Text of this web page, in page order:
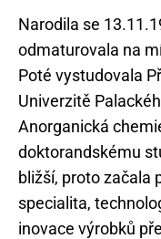
Narodila se
odmaturovala na
Poté vystudovala
Univerzitě
Anorganická
doktorandskému
bližší, proto začala
specialita,
inovace výrobků